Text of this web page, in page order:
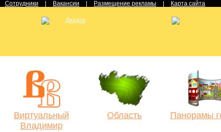
Сотрудники Вакансии Размещение рекламы Карта сайта
Виртуальный
Владимир
Область Панорамы